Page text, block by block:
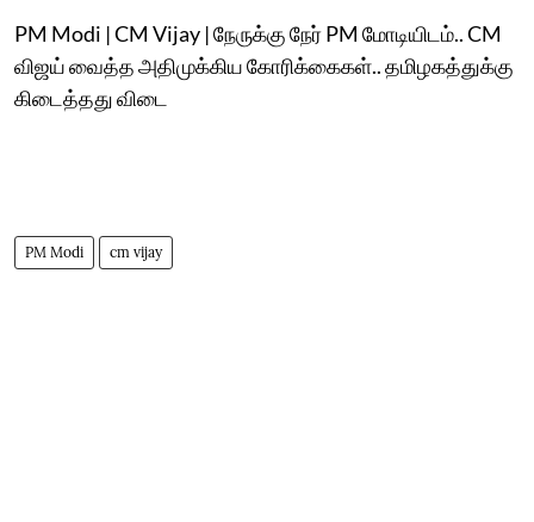
PM Modi | CM Vijay | நேருக்கு நேர் PM மோடியிடம்.. CM
விஜய் வைத்த அதிமுக்கிய கோரிக்கைகள்.. தமிழகத்துக்கு
கிடைத்தது விடை
PM Modi cm vijay